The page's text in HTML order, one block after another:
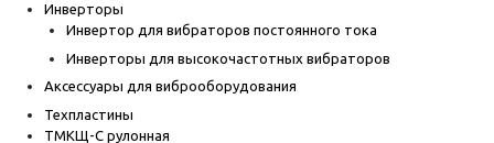
Инверторы
Инвертор для вибраторов постоянного тока
Инверторы для высокочастотных вибраторов
Аксессуары для виброоборудования
Техпластины
ТМКЩ-С рулонная